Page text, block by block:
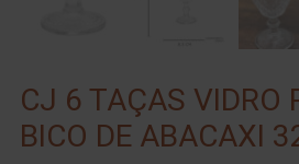
CJ 6 TAÇAS VIDRO
BICO DE ABACAXI